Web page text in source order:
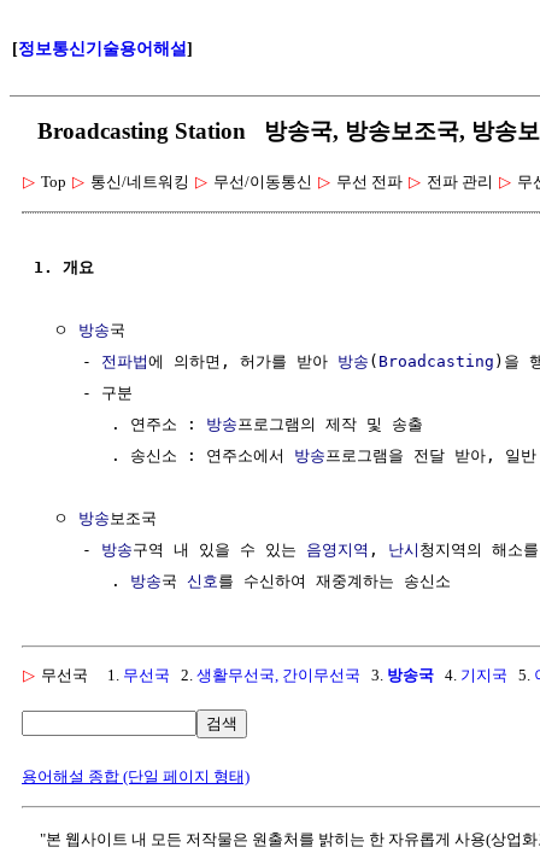
[정보통신기술용어해설]
Broadcasting Station 방송국, 방송보조국, 방송
▷ Top ▷ 통신/네트워킹 ▷ 무선/이동통신 ▷ 무선 전파 ▷ 전파 관리 ▷ 무
1. 개요
  ㅇ
방송국
     -
전파법에 의하면, 허가를 받아 방송 ( Broadcasting )을
     - 구분
        . 연주소 :
방송프로그램의 제작 및 송출
        . 송신소 : 연주소에서
방송프로그램을 전달 받아, 일
  ㅇ
방송 보조국
     -
방송구역 내 있을 수 있는 음영지역 , 난시 청지역의 해소
        .
방송국 신호
▷ 무선국 1. 무선국 2. 생활무선국, 간이무선국 3. 방송국 4. 기지국 5.
검색
용어해설 종합 (단일 페이지 형태)
"본 웹사이트 내 모든 저작물은 원출처를 밝히는 한 자유롭게 사용(상업